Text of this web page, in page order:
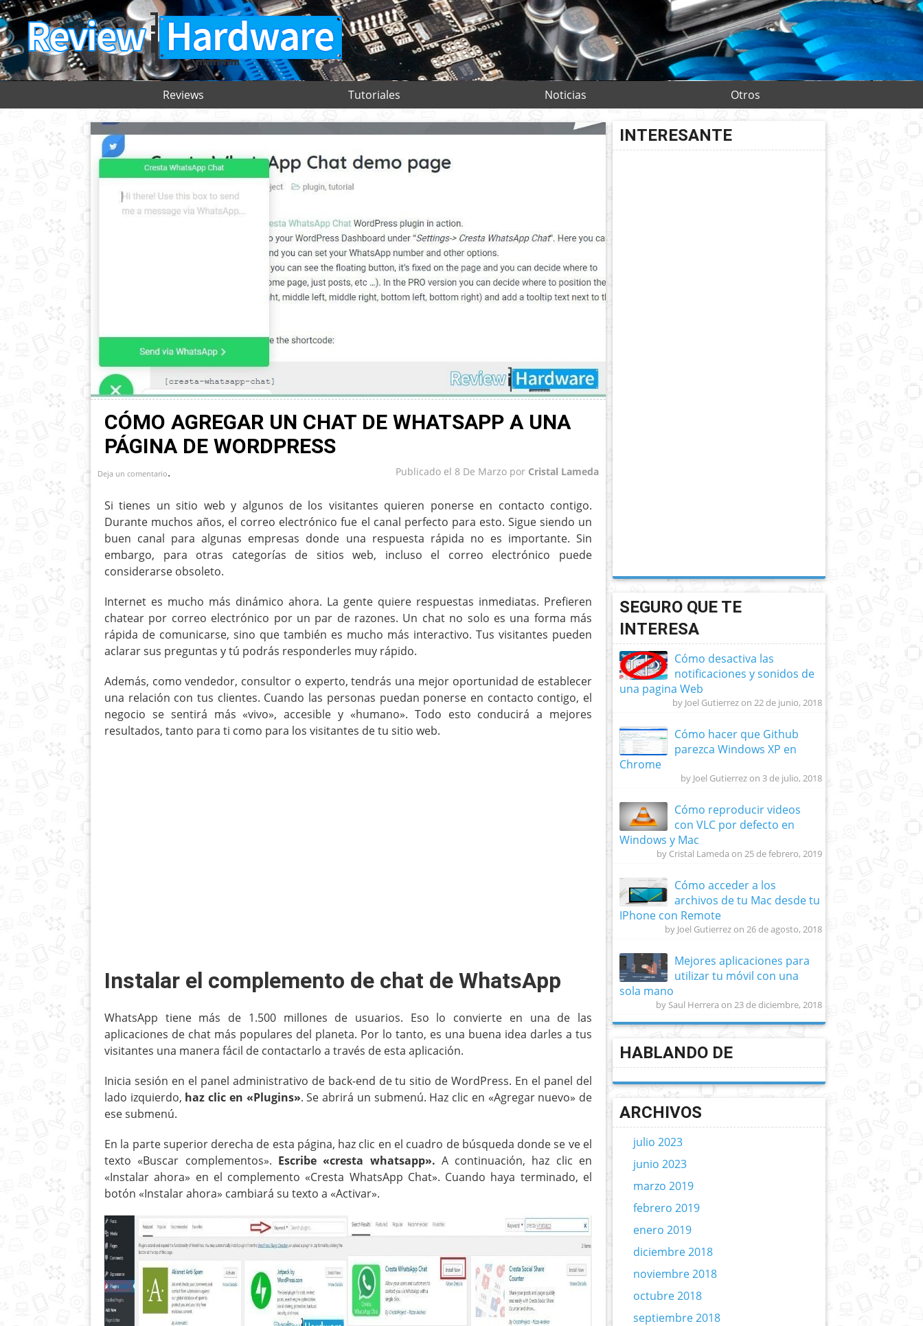
Reviews Tutoriales Noticias Otros
CÓMO AGREGAR UN CHAT DE WHATSAPP A UNA
PÁGINA DE WORDPRESS
Publicado el 8 De Marzo por Cristal Lameda
Deja un comentario.
Si tienes un sitio web y algunos de los visitantes quieren ponerse en contacto contigo.
Durante muchos años, el correo electrónico fue el canal perfecto para esto. Sigue siendo un
buen canal para algunas empresas donde una respuesta rápida no es importante. Sin
embargo, para otras categorías de sitios web, incluso el correo electrónico puede
considerarse obsoleto.
Internet es mucho más dinámico ahora. La gente quiere respuestas inmediatas. Prefieren
chatear por correo electrónico por un par de razones. Un chat no solo es una forma más
rápida de comunicarse, sino que también es mucho más interactivo. Tus visitantes pueden
aclarar sus preguntas y tú podrás responderles muy rápido.
Además, como vendedor, consultor o experto, tendrás una mejor oportunidad de establecer
una relación con tus clientes. Cuando las personas puedan ponerse en contacto contigo, el
negocio se sentirá más «vivo», accesible y «humano». Todo esto conducirá a mejores
resultados, tanto para ti como para los visitantes de tu sitio web.
Instalar el complemento de chat de WhatsApp
WhatsApp tiene más de 1.500 millones de usuarios. Eso lo convierte en una de las
aplicaciones de chat más populares del planeta. Por lo tanto, es una buena idea darles a tus
visitantes una manera fácil de contactarlo a través de esta aplicación.
Inicia sesión en el panel administrativo de back-end de tu sitio de WordPress. En el panel del
lado izquierdo, haz clic en «Plugins». Se abrirá un submenú. Haz clic en «Agregar nuevo» de
ese submenú.
En la parte superior derecha de esta página, haz clic en el cuadro de búsqueda donde se ve el
texto «Buscar complementos». Escribe «cresta whatsapp». A continuación, haz clic en
«Instalar ahora» en el complemento «Cresta WhatsApp Chat». Cuando haya terminado, el
botón «Instalar ahora» cambiará su texto a «Activar».
INTERESANTE
SEGURO QUE TE
INTERESA
Cómo desactiva las
notificaciones y sonidos de
una pagina Web
by Joel Gutierrez on 22 de junio, 2018
Cómo hacer que Github
parezca Windows XP en
Chrome
by Joel Gutierrez on 3 de julio, 2018
Cómo reproducir videos
con VLC por defecto en
Windows y Mac
by Cristal Lameda on 25 de febrero, 2019
Cómo acceder a los
archivos de tu Mac desde tu
IPhone con Remote
by Joel Gutierrez on 26 de agosto, 2018
Mejores aplicaciones para
utilizar tu móvil con una
sola mano
by Saul Herrera on 23 de diciembre, 2018
HABLANDO DE
ARCHIVOS
julio 2023
junio 2023
marzo 2019
febrero 2019
enero 2019
diciembre 2018
noviembre 2018
octubre 2018
septiembre 2018